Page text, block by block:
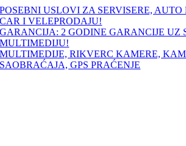
Skip
to
content
POSEBNI USLOVI ZA SERVISERE,
CAR I VELEPRODAJU!
GARANCIJA: 2 GODINE GARANCIJE UZ
MULTIMEDIJU!
MULTIMEDIJE, RIKVERC KAMERE,
SAOBRAĆAJA, GPS PRAĆENJE